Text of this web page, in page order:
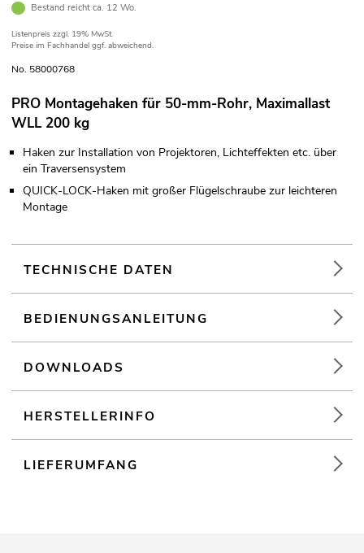
Bestand reicht ca. 12 Wo.
Listenpreis zzgl. 19% MwSt.
Preise im Fachhandel ggf. abweichend.
No. 58000768
PRO Montagehaken für 50-mm-Rohr, Maximallast
WLL 200 kg
Haken zur Installation von Projektoren, Lichteffekten etc. über
ein Traversensystem
QUICK-LOCK-Haken mit großer Flügelschraube zur leichteren
Montage
TECHNISCHE DATEN
BEDIENUNGSANLEITUNG
DOWNLOADS
HERSTELLERINFO
LIEFERUMFANG